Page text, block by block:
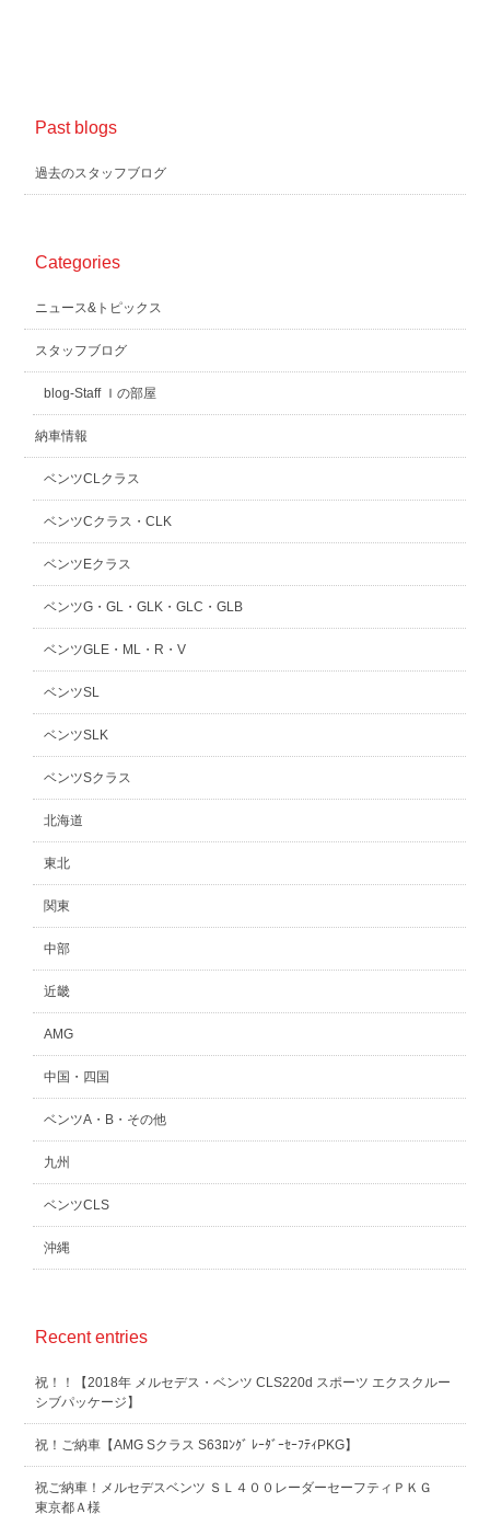
Past blogs
過去のスタッフブログ
Categories
ニュース&トピックス
スタッフブログ
blog-Staff Ｉの部屋
納車情報
ベンツCLクラス
ベンツCクラス・CLK
ベンツEクラス
ベンツG・GL・GLK・GLC・GLB
ベンツGLE・ML・R・V
ベンツSL
ベンツSLK
ベンツSクラス
北海道
東北
関東
中部
近畿
AMG
中国・四国
ベンツA・B・その他
九州
ベンツCLS
沖縄
Recent entries
祝！！【2018年 メルセデス・ベンツ CLS220d スポーツ エクスクルー
シブパッケージ】
祝！ご納車【AMG Sクラス S63ﾛﾝｸﾞ ﾚｰﾀﾞｰｾｰﾌﾃｨPKG】
祝ご納車！メルセデスベンツ ＳＬ４００レーダーセーフティＰＫＧ
東京都Ａ様